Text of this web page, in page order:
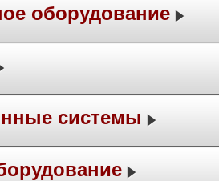
оборудование
системы